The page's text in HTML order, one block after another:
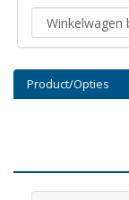
Product/Opties